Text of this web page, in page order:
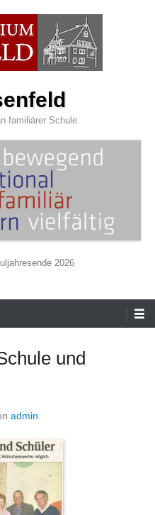
familiärer Schule
2026
und
admin